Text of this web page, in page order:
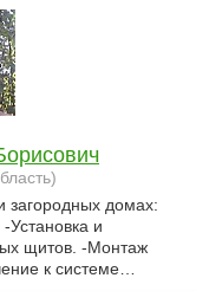
загородных домах:
Установка и
щитов. -Монтаж
к системе…